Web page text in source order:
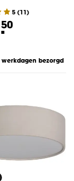
5 (11)
50
werkdagen bezorgd